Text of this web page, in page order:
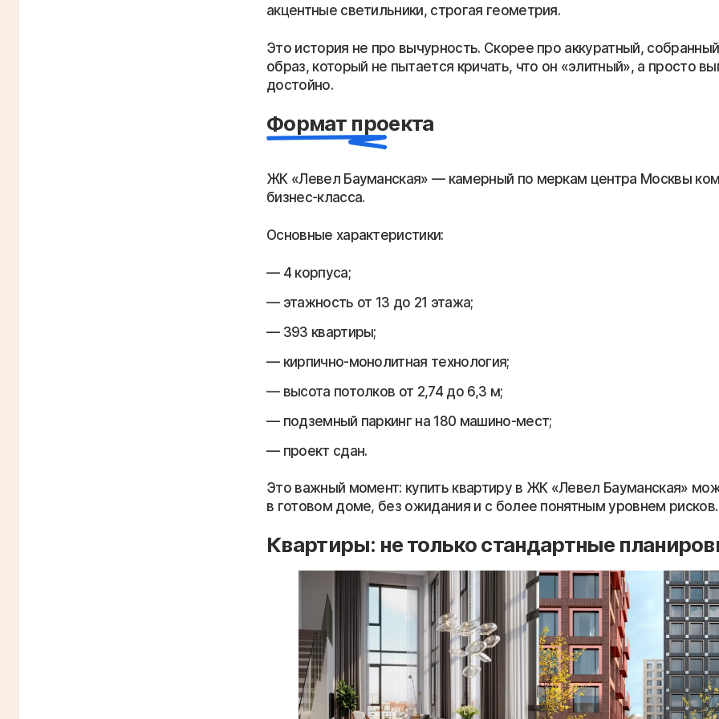
акцентные светильники, строгая геометрия.
Это история не про вычурность. Скорее про аккуратный,
образ, который не пытается кричать, что он «элитный», а просто
достойно.
Формат проекта
ЖК «Левел Бауманская» — камерный по меркам центра Москвы
бизнес-класса.
Основные характеристики:
4 корпуса;
этажность от 13 до 21 этажа;
393 квартиры;
кирпично-монолитная технология;
высота потолков от 2,74 до 6,3 м;
подземный паркинг на 180 машино-мест;
проект сдан.
Это важный момент: купить квартиру в ЖК «Левел Бауманская»
в готовом доме, без ожидания и с более понятным уровнем рисков.
Квартиры: не только стандартные